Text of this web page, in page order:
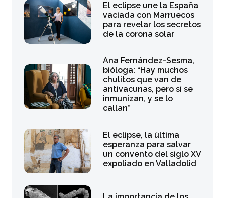
El eclipse une la España
vaciada con Marruecos
para revelar los secretos
de la corona solar
Ana Fernández-Sesma,
bióloga: “Hay muchos
chulitos que van de
antivacunas, pero sí se
inmunizan, y se lo
callan”
El eclipse, la última
esperanza para salvar
un convento del siglo XV
expoliado en Valladolid